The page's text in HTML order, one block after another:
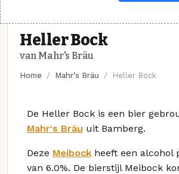
Heller Bock
van Mahr's Bräu
Home Mahr's Bräu Heller Bock
De Heller Bock is een bier
Mahr's Bräu uit Bamberg.
Deze Meibock heeft een alcohol
van 6.0%. De bierstijl Meibock